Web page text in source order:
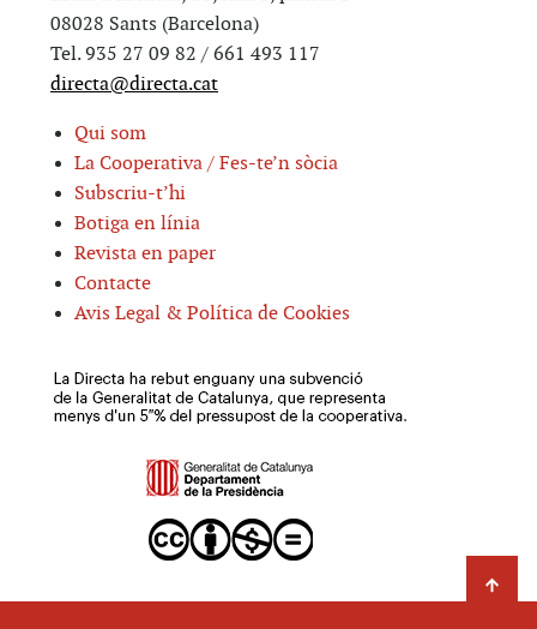
08028 Sants (Barcelona)
Tel. 935 27 09 82 / 661 493 117
directa@directa.cat
Qui som
La Cooperativa / Fes-te’n sòcia
Subscriu-t’hi
Botiga en línia
Revista en paper
Contacte
Avis Legal & Política de Cookies